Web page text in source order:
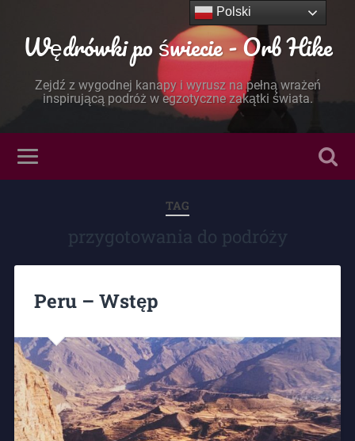
Wędrówki po świecie - Orb Hike
Zejdź z wygodnej kanapy i wyrusz na pełną wrażeń
inspirującą podróż w egzotyczne zakątki świata.
TAG
przygotowania do podróży
Peru – Wstęp
Polski